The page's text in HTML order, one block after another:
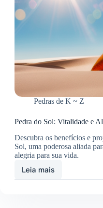
Pedras de K ~ Z
Pedra do Sol: Vitalidade e
Descubra os benefícios e
Sol, uma poderosa aliada
alegria para sua vida.
Leia mais
Pedra
do